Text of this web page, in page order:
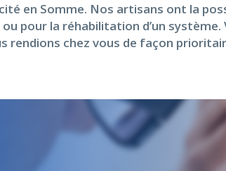
en Somme. Nos artisans ont la
pour la réhabilitation d’un système.
rendions chez vous de façon